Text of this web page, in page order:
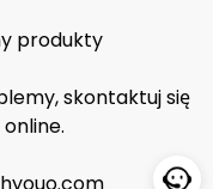
produkty
skontaktuj się